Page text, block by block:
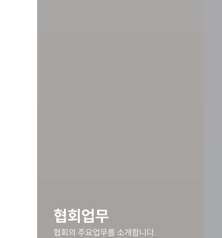
협회업무
협회의 주요업무를 소개합니다.